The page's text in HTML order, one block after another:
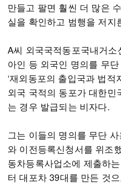
만들고 팔면 훨씬 더 많은
실을 확인하고 범행을 저지
A씨 외국국적동포국내거
아인 등 외국인 명의를 무
‘재외동포의 출입국과 법적
외국 국적의 동포가 대한
는 경우 발급되는 비자다.
그는 이들의 명의를 무단
와 이전등록신청서를 위조
동차등록사업소에 제출하
터 대포차 39대를 만든 것